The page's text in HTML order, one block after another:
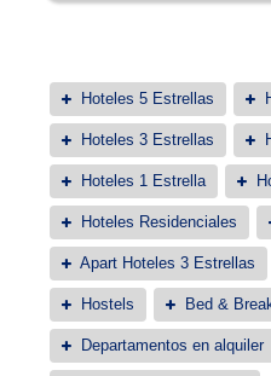
Hoteles 5 Estrellas
Hoteles 3 Estrellas
Hoteles 1 Estrella
Hoteles Residenciales
Apart Hoteles 3 Estrellas
Hostels Bed &
Departamentos en alquiler